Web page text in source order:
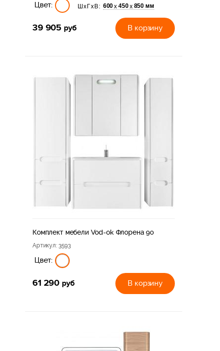
Цвет: ШхГхВ: 600х 450х 850 мм
39 905 руб В корзину
Комплект мебели Vod-ok Флорена 90
Артикул: 3593
Цвет:
61 290 руб В корзину